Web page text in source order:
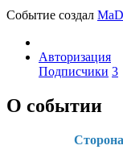
Событие создал
Авторизация
Подписчики 3
О событии